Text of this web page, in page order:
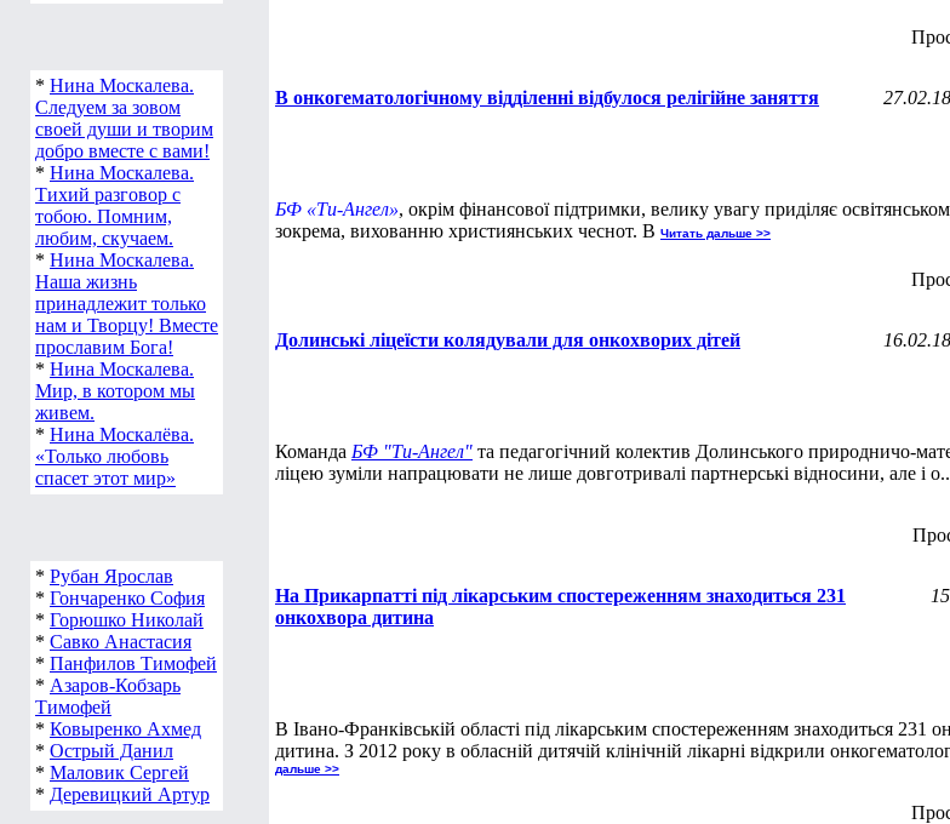
* Нина Москалева.
Следуем за зовом
своей души и творим
добро вместе с вами!
* Нина Москалева.
Тихий разговор с
тобою. Помним,
любим, скучаем.
* Нина Москалева.
Наша жизнь
принадлежит только
нам и Творцу! Вместе
прославим Бога!
* Нина Москалева.
Мир, в котором мы
живем.
* Нина Москалёва.
«Только любовь
спасет этот мир»
* Рубан Ярослав
* Гончаренко София
* Горюшко Николай
* Савко Анастасия
* Панфилов Тимофей
* Азаров-Кобзарь
Тимофей
* Ковыренко Ахмед
* Острый Данил
* Маловик Сергей
* Деревицкий Артур
В онкогематологічному відділенні відбулося релігійне заняття
БФ «Ти-Ангел», окрім фінансової підтримки, велику увагу приділяє
зокрема, вихованню християнських чеснот. В Читать дальше >>
Долинські ліцеїсти колядували для онкохворих дітей
Команда БФ "Ти-Ангел" та педагогічний колектив Долинського природничо-
ліцею зуміли напрацювати не лише довготривалі партнерські відносини, але і
На Прикарпатті під лікарським спостереженням знаходиться 231
онкохвора дитина
В Івано-Франківській області під лікарським спостереженням знаходиться 231
дитина. З 2012 року в обласній дитячій клінічній лікарні відкрили
дальше >>